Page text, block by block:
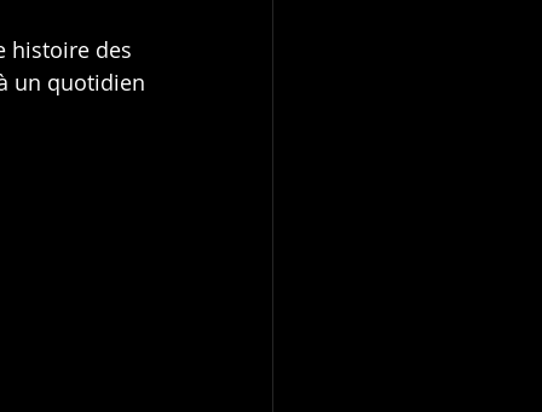
histoire des
un quotidien